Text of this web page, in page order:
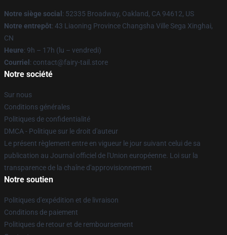
Notre siège social : 52335 Broadway, Oakland, CA 94612, US
Notre entrepôt: 43 Liaoning Province Changsha Ville Sega Xinghai,
CN
Heure: 9h – 17h (lu – vendredi)
Courriel : contact@fairy-tail.store
Notre société
Sur nous
Conditions générales
Politiques de confidentialité
DMCA - Politique sur le droit d'auteur
Le présent règlement entre en vigueur le jour suivant celui de sa
publication au Journal officiel de l'Union européenne. Loi sur la
transparence de la chaîne d'approvisionnement
Notre soutien
Politiques d'expédition et de livraison
Conditions de paiement
Politiques de retour et de remboursement